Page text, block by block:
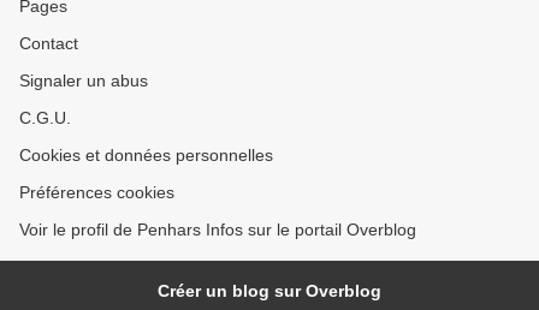
Pages
Contact
Signaler un abus
C.G.U.
Cookies et données personnelles
Préférences cookies
Voir le profil de Penhars Infos sur le portail Overblog
Créer un blog sur Overblog